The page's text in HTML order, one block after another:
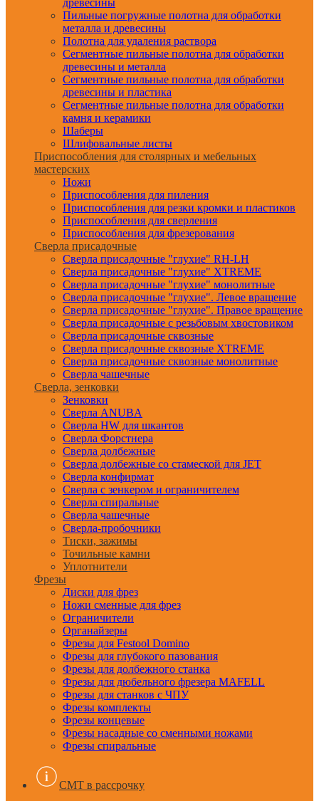
древесины
Пильные погружные полотна для обработки
металла и древесины
Полотна для удаления раствора
Сегментные пильные полотна для обработки
древесины и металла
Сегментные пильные полотна для обработки
древесины и пластика
Сегментные пильные полотна для обработки
камня и керамики
Шаберы
Шлифовальные листы
Приспособления для столярных и мебельных
мастерских
Ножи
Приспособления для пиления
Приспособления для резки кромки и пластиков
Приспособления для сверления
Приспособления для фрезерования
Сверла присадочные
Сверла присадочные "глухие" RH-LH
Сверла присадочные "глухие" XTREME
Сверла присадочные "глухие" монолитные
Сверла присадочные "глухие". Левое вращение
Сверла присадочные "глухие". Правое вращение
Сверла присадочные с резьбовым хвостовиком
Сверла присадочные сквозные
Сверла присадочные сквозные XTREME
Сверла присадочные сквозные монолитные
Сверла чашечные
Сверла, зенковки
Зенковки
Сверла ANUBA
Сверла HW для шкантов
Сверла Форстнера
Сверла долбежные
Сверла долбежные со стамеской для JET
Сверла конфирмат
Сверла с зенкером и ограничителем
Сверла спиральные
Сверла чашечные
Сверла-пробочники
Тиски, зажимы
Точильные камни
Уплотнители
Фрезы
Диски для фрез
Ножи сменные для фрез
Ограничители
Органайзеры
Фрезы для Festool Domino
Фрезы для глубокого пазования
Фрезы для долбежного станка
Фрезы для дюбельного фрезера MAFELL
Фрезы для станков с ЧПУ
Фрезы комплекты
Фрезы концевые
Фрезы насадные со сменными ножами
Фрезы спиральные
CMT в рассрочку